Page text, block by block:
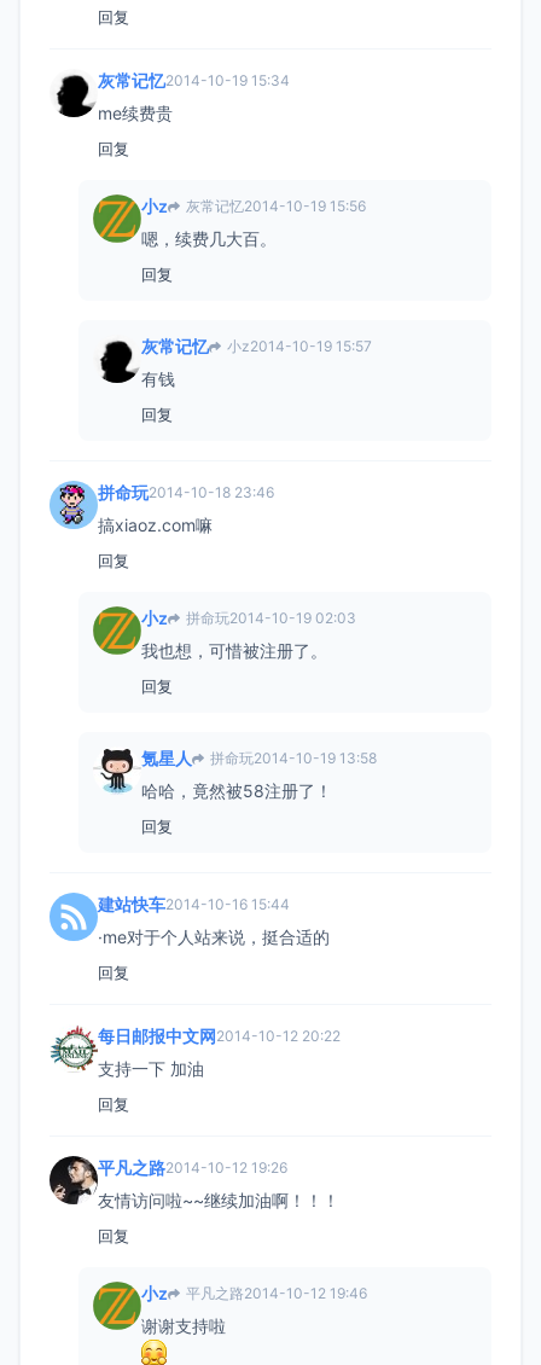
回复
灰常记忆2014-10-19 15:34
me续费贵
回复
小z 灰常记忆2014-10-19 15:56
嗯，续费几大百。
回复
灰常记忆 小z2014-10-19 15:57
有钱
回复
拼命玩2014-10-18 23:46
搞xiaoz.com嘛
回复
小z 拼命玩2014-10-19 02:03
我也想，可惜被注册了。
回复
氪星人 拼命玩2014-10-19 13:58
哈哈，竟然被58注册了！
回复
建站快车2014-10-16 15:44
·me对于个人站来说，挺合适的
回复
每日邮报中文网2014-10-12 20:22
支持一下 加油
回复
平凡之路2014-10-12 19:26
友情访问啦~~继续加油啊！！！
回复
小z 平凡之路2014-10-12 19:46
谢谢支持啦